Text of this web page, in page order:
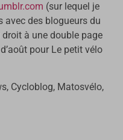
(sur lequel je
avec des blogueurs du
droit à une double page
pour Le petit vélo
Cycloblog, Matosvélo,